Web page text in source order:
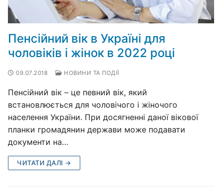
Пенсійний вік в Україні для
чоловіків і жінок в 2022 році
09.07.2018 НОВИНИ ТА ПОДІЇ
Пенсійний вік – це певний вік, який
встановлюється для чоловічого і жіночого
населення України. При досягненні даної вікової
планки громадянин держави може подавати
документи на…
ЧИТАТИ ДАЛІ →